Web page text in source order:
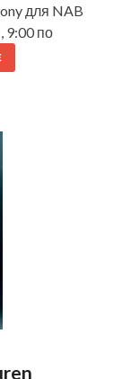
для NAB
9:00 по